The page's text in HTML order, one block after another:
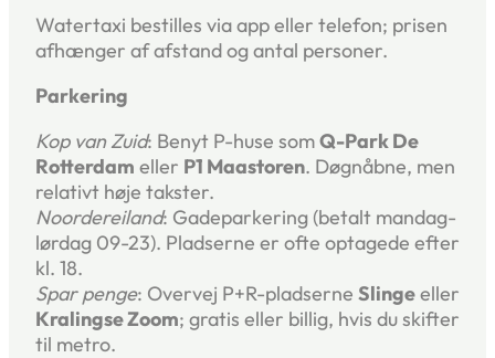
Watertaxi bestilles via app eller telefon; prisen
afhænger af afstand og antal personer.
Parkering
Kop van Zuid: Benyt P-huse somQ-Park De
Rotterdam eller P1 Maastoren. Døgnåbne, men
relativt høje takster.
Noordereiland: Gadeparkering (betalt mandag-
lørdag 09-23). Pladserne er ofte optagede efter
kl. 18.
Spar penge: Overvej P+R-pladserne Slingeeller
Kralingse Zoom; gratis eller billig, hvis du skifter
til metro.